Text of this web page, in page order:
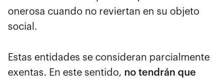
onerosa cuando no reviertan en su objeto
social.
Estas entidades se consideran parcialmente
exentas. En este sentido, no tendrán que